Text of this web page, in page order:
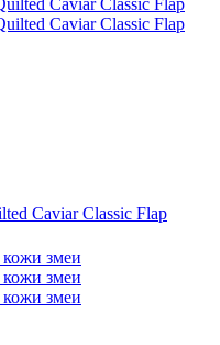
Caviar Classic Flap